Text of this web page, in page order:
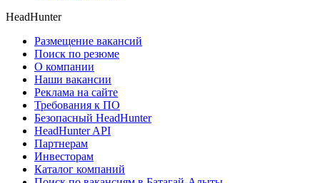
HeadHunter
Размещение вакансий
Поиск по резюме
О компании
Наши вакансии
Реклама на сайте
Требования к ПО
Безопасный HeadHunter
HeadHunter API
Партнерам
Инвесторам
Каталог компаний